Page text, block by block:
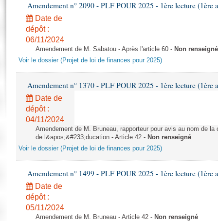
Projets de loi
Propositions de loi
Amendements
Textes adoptés
Rapports d'enquête
Rapports législatifs
Rapports sur l'application des lois
Baromètre de l’application des lois
Dossiers législatifs
Questions écrites et orales
Comptes rendus des débats
Histoire
Juniors
Anciennes législatures
Liens vers les sites publics
Contacts et plan d'accès
Photos libres de droit
Amendement n° 2090 - PLF POUR 2025 - 1ère lecture (1ère
Date de
dépôt :
06/11/2024
Amendement de M. Sabatou - Après l'article 60 - Non renseigné
Voir le dossier (Projet de loi de finances pour 2025)
Amendement n° 1370 - PLF POUR 2025 - 1ère lecture (1ère
Date de
dépôt :
04/11/2024
Amendement de M. Bruneau, rapporteur pour avis au nom de
de l&apos;&#233;ducation - Article 42 - Non renseigné
Voir le dossier (Projet de loi de finances pour 2025)
Amendement n° 1499 - PLF POUR 2025 - 1ère lecture (1ère
Date de
dépôt :
05/11/2024
Amendement de M. Bruneau - Article 42 - Non renseigné